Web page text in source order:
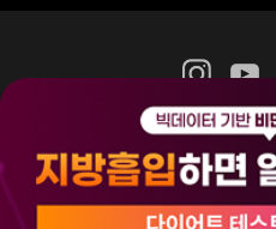
365mc 병·의원 이용약관
비급여진료
(주)365mcㅣ서울특별시 서초구 서
120-87-